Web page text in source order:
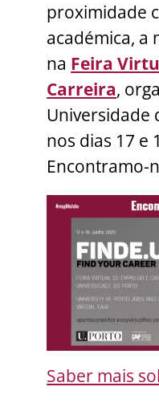
proximidade
académica, a
na Feira
Carreira,
Universidade
nos dias 17 e
Encontramo-
Saber mais